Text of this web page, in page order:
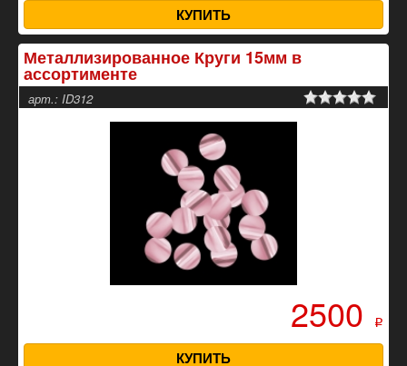
КУПИТЬ
Металлизированное Круги 15мм в
ассортименте
арт.: ID312
2500 p
КУПИТЬ